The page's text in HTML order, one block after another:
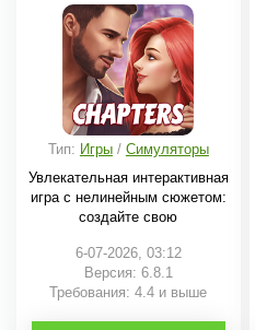
Тип: Игры/ Симуляторы
Увлекательная интерактивная
игра с нелинейным сюжетом:
создайте свою
6-07-2026, 03:12
Версия: 6.8.1
Требования: 4.4 и выше